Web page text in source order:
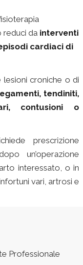
reduci da interventi
cardiaci di
lesioni croniche o di
tendiniti,
contusioni o
prescrizione
un’operazione
interessato, o in
vari, artrosi e
Professionale